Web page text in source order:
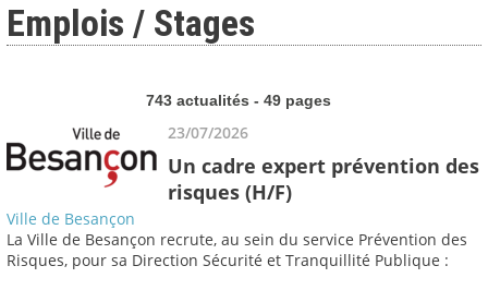
Emplois / Stages
743 actualités - 49 pages
23/07/2026
Un cadre expert prévention des
risques (H/F)
Ville de Besançon
La Ville de Besançon recrute, au sein du service Prévention des
Risques, pour sa Direction Sécurité et Tranquillité Publique :